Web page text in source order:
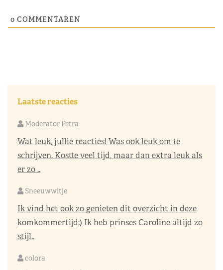
0 COMMENTAREN
Laatste reacties
Moderator Petra
Wat leuk, jullie reacties! Was ook leuk om te
schrijven. Kostte veel tijd, maar dan extra leuk als
er zo ..
Sneeuwwitje
Ik vind het ook zo genieten dit overzicht in deze
komkommertijd:) Ik heb prinses Caroline altijd zo
stijl..
colora